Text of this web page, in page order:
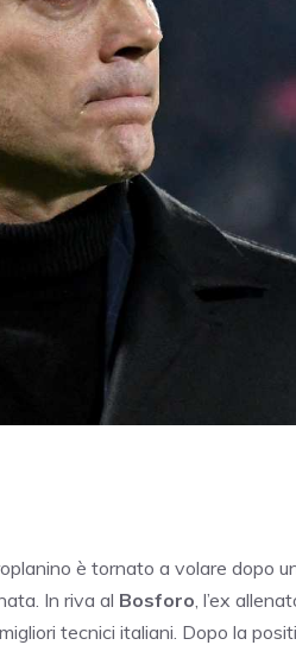
è tornato a volare dopo
In riva al Bosforo , l’ex
tecnici italiani. Dopo la